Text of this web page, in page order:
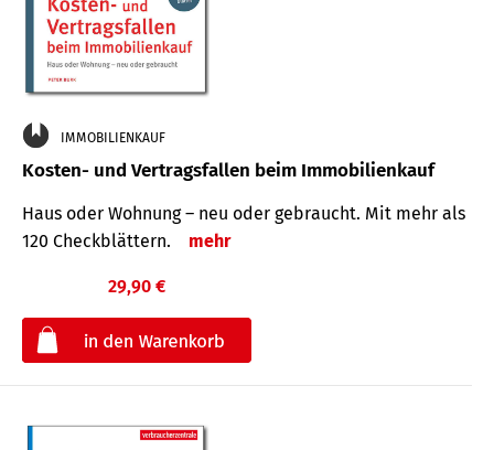
IMMOBILIENKAUF
Kosten- und Vertragsfallen beim Immobilienkauf
Haus oder Wohnung – neu oder gebraucht. Mit mehr als
120 Check­blättern.
mehr
29,90 €